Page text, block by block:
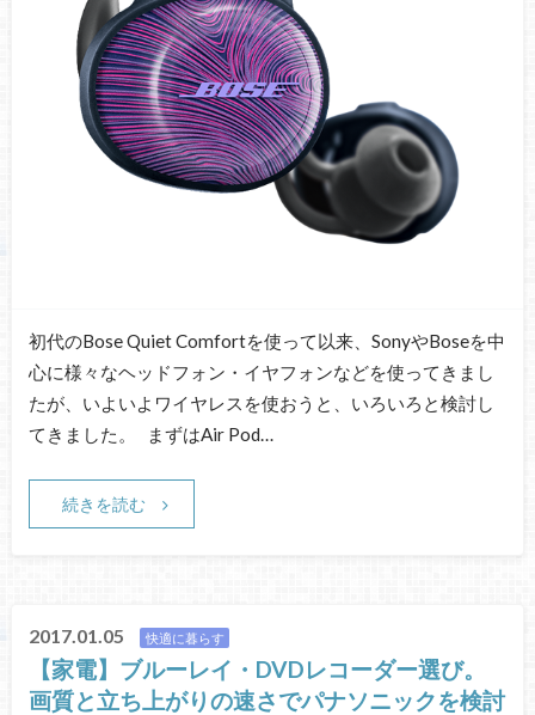
初代のBose Quiet Comfortを使って以来、SonyやBoseを中
心に様々なヘッドフォン・イヤフォンなどを使ってきまし
たが、いよいよワイヤレスを使おうと、いろいろと検討し
てきました。 まずはAir Pod…
続きを読む
2017.01.05 快適に暮らす
【家電】ブルーレイ・DVDレコーダー選び。
画質と立ち上がりの速さでパナソニックを検討